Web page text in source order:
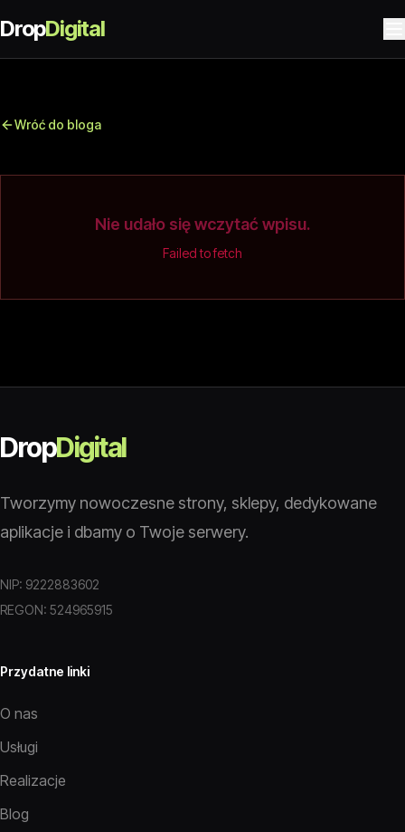
DropDigital
Wróć do bloga
Nie udało się wczytać wpisu.
Failed to fetch
DropDigital
Tworzymy nowoczesne strony, sklepy, dedykowane
aplikacje i dbamy o Twoje serwery.
NIP: 9222883602
REGON: 524965915
Przydatne linki
O nas
Usługi
Realizacje
Blog